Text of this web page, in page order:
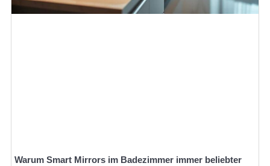
Warum Smart Mirrors im Badezimmer immer beliebter